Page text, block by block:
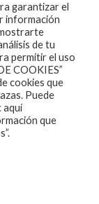
ESPAÑA 2026
DOCUMENTALES
ENTREVISTAS
Y LISTAS
OPINIÓN
SUENA
garantizar el
información
de tu
permitir el uso
COOKIES”
cookies que
Puede
aquí
que